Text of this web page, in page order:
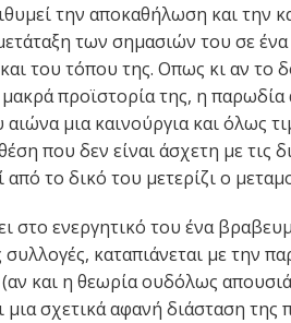
την αποκαθήλωση και την
των σημασιών του σε ένα
του τόπου της. Οπως κι αν το
προϊστορία της, η παρωδία
μια καινούργια και όλως
που δεν είναι άσχετη με τις
από το δικό του μετερίζι ο
στο ενεργητικό του ένα
καταπιάνεται με την
και η θεωρία ουδόλως
μια σχετικά αφανή διάσταση της